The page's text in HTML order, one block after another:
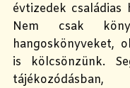
évtizedek
Nem csak
hangoskönyveket,
is kölcsönzünk.